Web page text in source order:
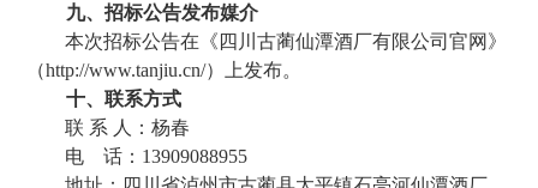
九、招标公告发布媒介
本次招标公告在《四川古蔺仙潭酒厂有限公司官网》
（http://www.tanjiu.cn/）上发布。
十、联系方式
联 系 人：杨春
电
话： 13909088955